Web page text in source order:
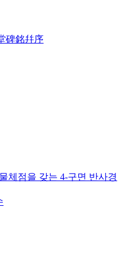
碑銘幷序
체점을 갖는 4-구면 반사경